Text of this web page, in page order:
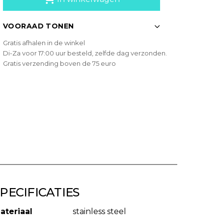
VOORAAD TONEN
Gratis afhalen in de winkel
Di-Za voor 17:00 uur besteld, zelfde dag verzonden.
Gratis verzending boven de 75 euro
stainless steel